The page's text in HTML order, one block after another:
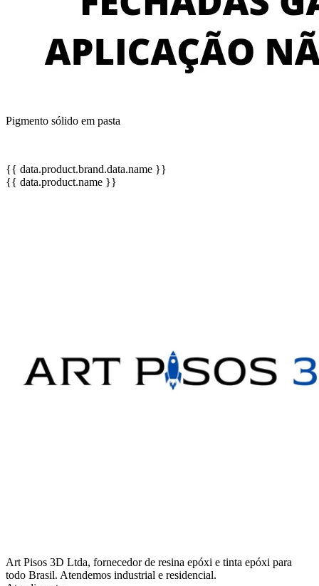
Pigmento sólido em pasta
{{ data.product.brand.data.name }}
{{ data.product.name }}
Art Pisos 3D Ltda, fornecedor de resina epóxi e tinta epóxi para
todo Brasil. Atendemos industrial e residencial.